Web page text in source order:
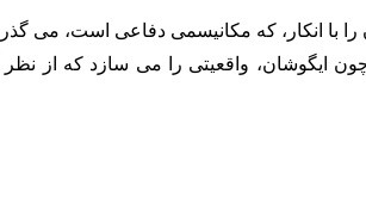
با انکار، که مکانیسمی دفاعی است، می
ایگوشان، واقعیتی را می سازد که از نظر